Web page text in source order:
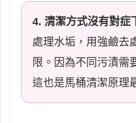
4. 清潔方式沒有對症
處理水垢，用強鹼去
限。因為不同污漬需
這也是馬桶清潔原理